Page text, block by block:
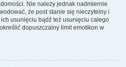
Nie należy jednak nadmiernie
że post stanie się nieczytelny i
usunięciu bądź też usunięciu całego
dopuszczalny limit emotikon w